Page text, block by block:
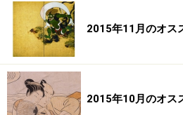
2015年11月のオス
2015年10月のオス